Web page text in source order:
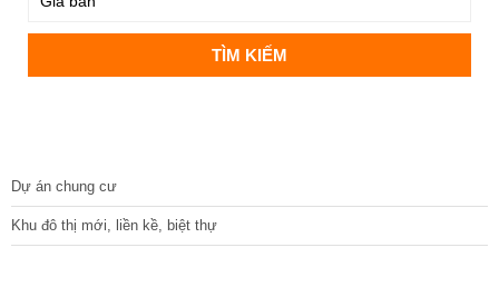
Dự án chung cư
Khu đô thị mới, liền kề, biệt thự